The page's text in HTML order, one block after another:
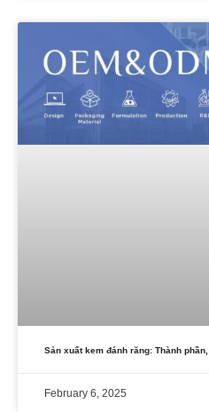
Sản xuất kem đánh răng: Thành
February 6, 2025